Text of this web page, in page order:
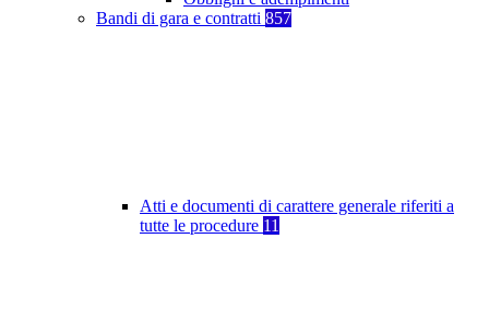
Bandi di gara e contratti 857
Atti e documenti di carattere generale riferiti a
tutte le procedure 11